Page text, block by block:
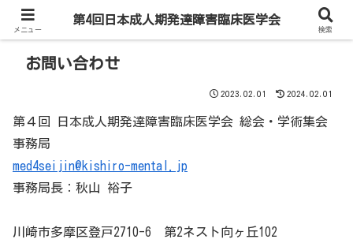
お問い合わせ
2023.02.01 2024.02.01
第４回 日本成人期発達障害臨床医学会 総会・学術集会
事務局
med4seijin@kishiro-mental.jp
事務局長：秋山 裕子
川崎市多摩区登戸2710-6 第2ネスト向ヶ丘102
メニュー
第4回日本成人期発達障害臨床医学会
検索